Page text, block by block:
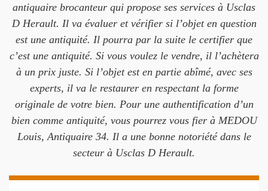
antiquaire brocanteur qui propose ses services à Usclas
D Herault. Il va évaluer et vérifier si l’objet en question
est une antiquité. Il pourra par la suite le certifier que
c’est une antiquité. Si vous voulez le vendre, il l’achètera
à un prix juste. Si l’objet est en partie abîmé, avec ses
experts, il va le restaurer en respectant la forme
originale de votre bien. Pour une authentification d’un
bien comme antiquité, vous pourrez vous fier à MEDOU
Louis, Antiquaire 34. Il a une bonne notoriété dans le
secteur à Usclas D Herault.